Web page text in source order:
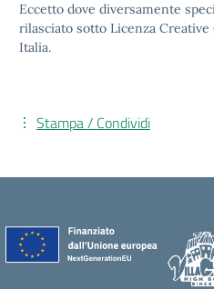
Eccetto dove diversamente
rilasciato sotto Licenza
Italia.
Stampa / Condividi